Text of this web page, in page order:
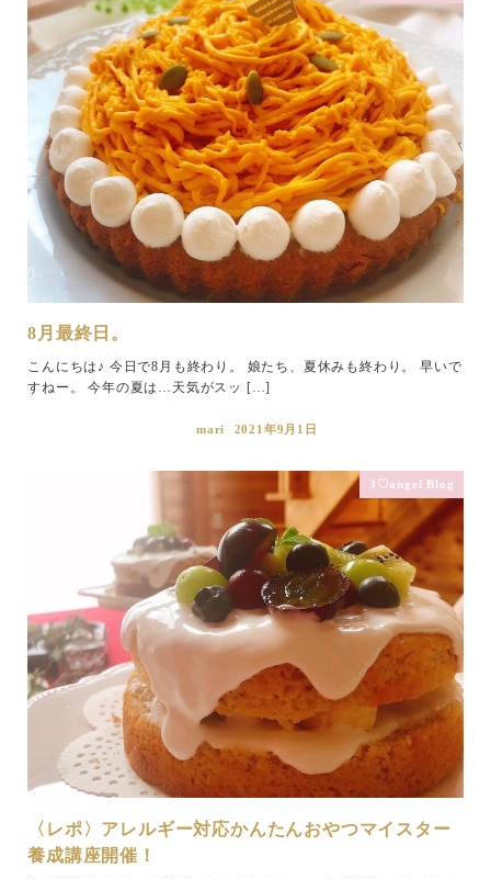
8月最終日。
こんにちは♪ 今日で8月も終わり。 娘たち、夏休みも終わり。 早いで
すねー。 今年の夏は…天気がスッ […]
mari 2021年9月1日
3♡angel Blog
〈レポ〉アレルギー対応かんたんおやつマイスター
養成講座開催！